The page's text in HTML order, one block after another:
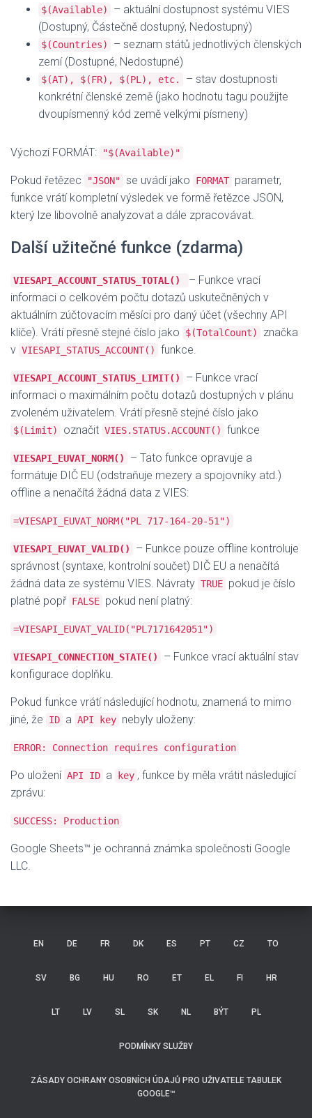
$(Available)
– aktuální dostupnost systému VIES
(Dostupný, Částečně dostupný, Nedostupný)
$(Countries)
– seznam států jednotlivých členských
zemí (Dostupné, Nedostupné)
$(AT), $(FR), $(PL), etc.
– stav dostupnosti
konkrétní členské země (jako hodnotu tagu použijte
dvoupísmenný kód země velkými písmeny)
Výchozí FORMÁT: "$(Available)"
Pokud řetězec "JSON" se uvádí jako FORMAT parametr,
funkce vrátí kompletní výsledek ve formě řetězce JSON,
který lze libovolně analyzovat a dále zpracovávat.
Další užitečné funkce (zdarma)
VIESAPI_ACCOUNT_STATUS_TOTAL()
– Funkce vrací
informaci o celkovém počtu dotazů uskutečněných v
aktuálním zúčtovacím měsíci pro daný účet (všechny API
klíče). Vrátí přesně stejné číslo jako
$(TotalCount)
značka
v VIESAPI_STATUS_ACCOUNT() funkce.
VIESAPI_ACCOUNT_STATUS_LIMIT()
– Funkce vrací
informaci o maximálním počtu dotazů dostupných v plánu
zvoleném uživatelem. Vrátí přesně stejné číslo jako
$(Limit) označit VIES.STATUS.ACCOUNT() funkce
VIESAPI_EUVAT_NORM()
– Tato funkce opravuje a
formátuje DIČ EU (odstraňuje mezery a spojovníky atd.)
offline a nenačítá žádná data z VIES:
=VIESAPI_EUVAT_NORM("PL 717-164-20-51")
VIESAPI_EUVAT_VALID()
– Funkce pouze offline kontroluje
správnost (syntaxe, kontrolní součet) DIČ EU a nenačítá
žádná data ze systému VIES. Návraty TRUE pokud je číslo
platné popř FALSE pokud není platný:
=VIESAPI_EUVAT_VALID("PL7171642051")
VIESAPI_CONNECTION_STATE()
– Funkce vrací aktuální stav
konfigurace doplňku.
Pokud funkce vrátí následující hodnotu, znamená to mimo
jiné, že
ID a API key nebyly uloženy:
ERROR: Connection requires configuration
Po uložení API ID a key , funkce by měla vrátit následující
zprávu:
SUCCESS: Production
Google Sheets™ je ochranná známka společnosti Google
LLC.
EN DE FR DK ES PT CZ TO
SV BG HU RO ET EL FI HR
LT LV SL SK NL BÝT PL
PODMÍNKY SLUŽBY
ZÁSADY OCHRANY OSOBNÍCH ÚDAJŮ PRO UŽIVATELE TABULEK
GOOGLE™